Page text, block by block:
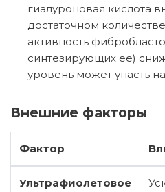
гиалуроновая кислота
достаточном
активность
синтезирующих ее)
уровень может упасть
Внешние факторы
Фактор
Ультрафиолетовое